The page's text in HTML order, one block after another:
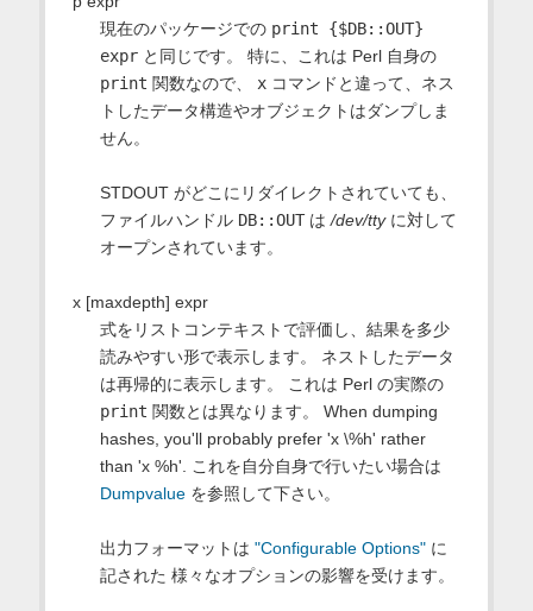
現在のパッケージでの print {$DB::OUT}
exprと同じです。 特に、これは Perl 自身の
print 関数なので、 xコマンドと違って、ネス
トしたデータ構造やオブジェクトはダンプしま
せん。
STDOUT がどこにリダイレクトされていても、
ファイルハンドル DB::OUTは/dev/ttyに対して
オープンされています。
x [maxdepth] expr
式をリストコンテキストで評価し、結果を多少
読みやすい形で表示します。 ネストしたデータ
は再帰的に表示します。 これは Perl の実際の
print 関数とは異なります。 When dumping
hashes, you'll probably prefer 'x \%h' rather
than 'x %h'. これを自分自身で行いたい場合は
Dumpvalueを参照して下さい。
出力フォーマットは "Configurable Options"に
記された 様々なオプションの影響を受けます。